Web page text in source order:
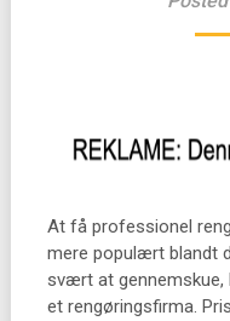
At få professionel
mere populært blandt
svært at gennemskue,
et rengøringsfirma.